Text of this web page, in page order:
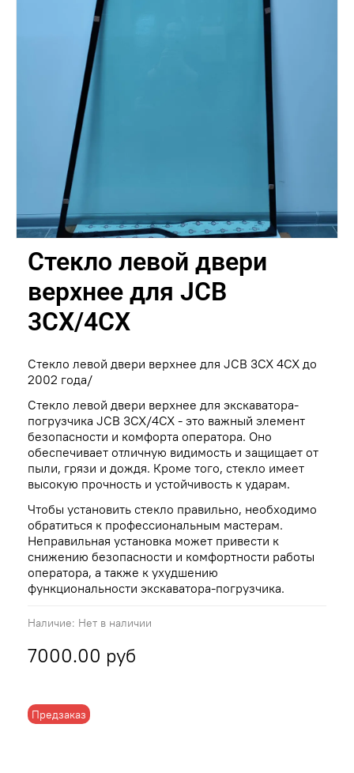
Наличие: Нет в наличии
Предзаказ
Стекло левой двери
верхнее для JCB
3CX/4CX
7000.00 руб
Стекло левой двери верхнее для JCB 3CX 4CX до
2002 года/
Стекло левой двери верхнее для экскаватора-
погрузчика JCB 3CX/4CX - это важный элемент
безопасности и комфорта оператора. Оно
обеспечивает отличную видимость и защищает от
пыли, грязи и дождя. Кроме того, стекло имеет
высокую прочность и устойчивость к ударам.
Чтобы установить стекло правильно, необходимо
обратиться к профессиональным мастерам.
Неправильная установка может привести к
снижению безопасности и комфортности работы
оператора, а также к ухудшению
функциональности экскаватора-погрузчика.